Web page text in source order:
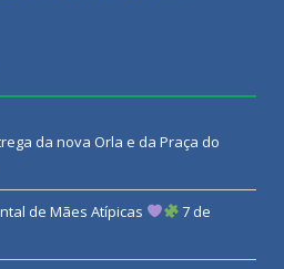
da nova Orla e da Praça do
de Mães Atípicas
7 de